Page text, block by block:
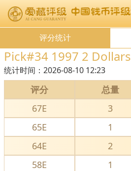
评分统计
Pick#34 1997 2 Dollars
统计时间： 2026-08-10 12:23
评分 总量
67E
3
65E
1
64E
2
58E
1